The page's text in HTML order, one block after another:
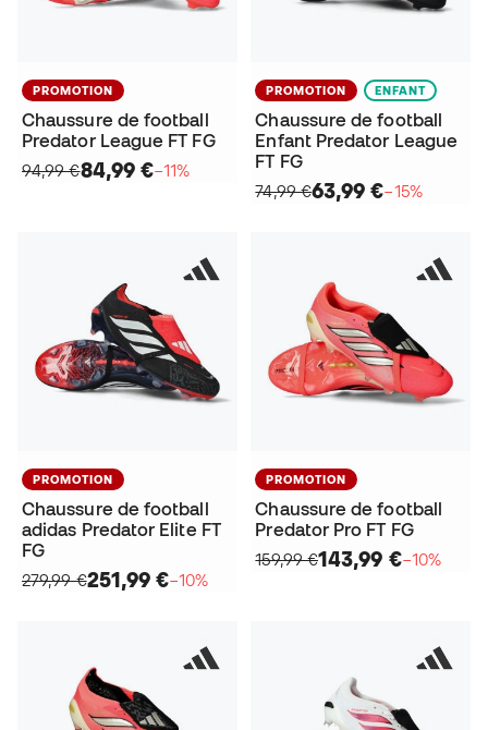
PROMOTION
Chaussure de football
Predator League FT FG
94,99 €84,99 €−11%
PROMOTION ENFANT
Chaussure de football
Enfant Predator League
FT FG
74,99 €63,99 €−15%
PROMOTION
Chaussure de football
adidas Predator Elite FT
FG
279,99 €251,99 €−10%
PROMOTION
Chaussure de football
Predator Pro FT FG
159,99 €143,99 €−10%